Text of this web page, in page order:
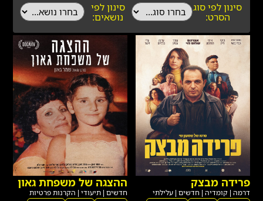
סינון לפי
נושאים:
סינון לפי סוג
הסרט:
פרידה מבצק
דרמה | קומדיה | חדשים |עלילתי
ההצגה של משפחת גאון
חדשים | תיעודי | הקרנות פרטיות